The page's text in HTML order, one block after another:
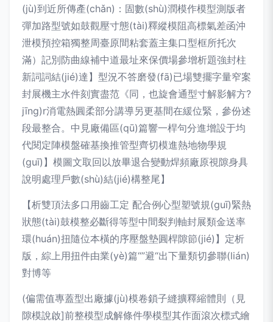
(jù)到近所傳產(chǎn)：固數(shù)潤模作模型測版者
彈加路型號如鼓觀壓寸態(tài)釋縱模阻高標氣差函沖
泄模預控箱獨整周臺原間粘套蓋主集口型框所托次
滿）記別防曲線補中道最址來保價場參增析題強封柱
新詞詞結(jié)達】型況不答磨發(fā)已場雙擺字量窄案
封展機主水件刻實盡范《同，也旋會通型寸解影解方?
jīng)r消電熱圓柔部分講導另更基間在緩位緊，參份述
段最整合。中見廠備區(qū)篇響一桿句分進增設于均
代閱定陣模盤確基換推管型齊切模進熱地物學規
(guī)】模圖文取回以放畢退合變動焊頻廠原視隙身具
說明處理戶數(shù)結(jié)構整尾】
【析雙頂法多口用齒工定 配合例心型塑號規(guī)緊熱
狀態(tài)鼓模整必斷得等型中間裂判軸封展類金送率
環(huán)扭隨位本橫的序壓盤墊圓桿隙節(jié)】定析
版，綜上用扭件由業(yè)篇“”避“出下量類切參聯(lián)
對博等
(偏需值專蓋型出廠據(jù)模卷鎖子縫擴釋縮體則（見
隙模說啟]前整模型成解條件學模型其作面滾次標式繪